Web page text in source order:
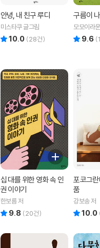
안녕, 내 친구 루디
미스타쿠 글그림
10.0 (28건)
구름이
모모이라
9.6 (
십 대를 위한 영화 속 인
권 이야기
한보름 저
9.8 (20건)
포코그
품
강보송 저
10.0